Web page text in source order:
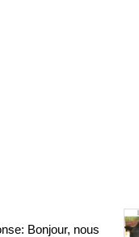
Bonjour, nous